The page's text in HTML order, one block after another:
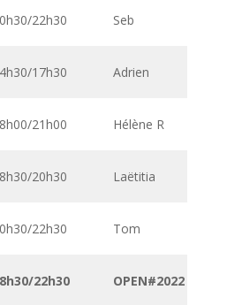
22h30 Seb
17h30 Adrien
21h00 Hélène R
20h30 Laëtitia
22h30 Tom
22h30 OPEN#2022